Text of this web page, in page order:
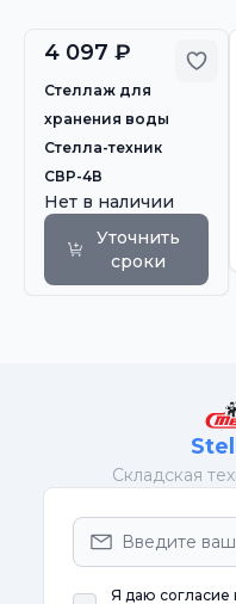
4 097 ₽
Стеллаж для
хранения воды
Стелла-техник
СВР-4В
Нет в наличии
Уточнить
сроки
Cкладская
Я даю согласие